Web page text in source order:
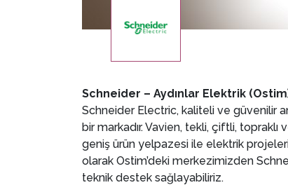
Schneider – Aydınlar Elektrik
Schneider Electric, kaliteli ve güvenilir
bir markadır. Vavien, tekli, çiftli,
geniş ürün yelpazesi ile elektrik
olarak Ostim’deki merkezimizden
teknik destek sağlayabiliriz.